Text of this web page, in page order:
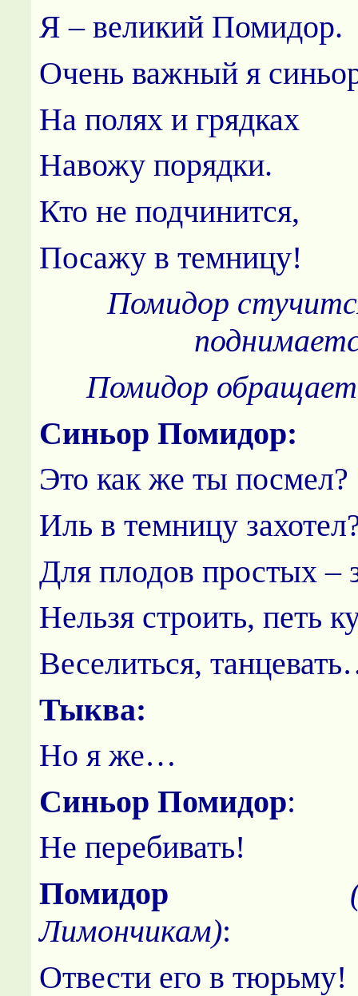
Я – великий Помидор.
Очень важный я
На полях и грядках
Навожу порядки.
Кто не подчинится,
Посажу в темницу!
Помидор
Помидор
Синьор Помидор:
Это как же ты посмел?
Иль в темницу
Для плодов простых –
Нельзя строить, петь
Веселиться,
Тыква:
Но я же…
Синьор Помидор:
Не перебивать!
Помидор
Лимончикам):
Отвести его в тюрьму!